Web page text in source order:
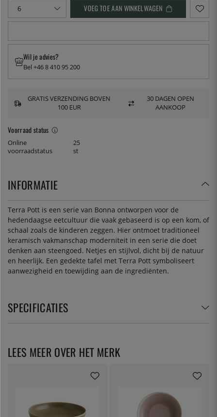
VOEG TOE AAN WINKELWAGEN
Voorraad status
Online
voorraadstatus
25
st
Wil je advies?
Bel +46 8 410 95 200
GRATIS VERZENDING BOVEN
100 EUR
30 DAGEN OPEN
AANKOOP
INFORMATIE
Terra Pott is een serie van Bonna ontworpen voor de
hedendaagse eetcultuur die vaak gebaseerd is op een kom, of
schaal zoals de kinderen zeggen. Hier ontmoet traditioneel
keramisch vakmanschap moderniteit in een serie die doet
denken aan steengoed. Netjes en stijlvol, dicht bij de natuur
en heerlijk. Een gedekte tafel met Terra Pott symboliseert
aanwezigheid en toewijding aan de ingrediënten.
SPECIFICATIES
LEES MEER OVER HET MERK